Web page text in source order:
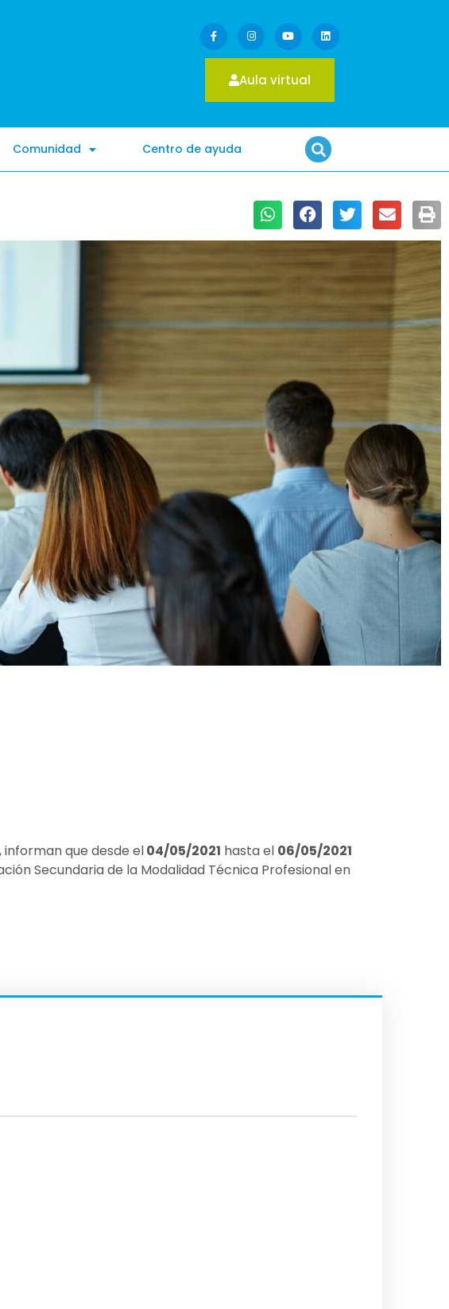
Aula virtual
Comunidad Centro de ayuda
que desde el04/05/2021 hasta el 06/05/2021
Secundaria de la Modalidad Técnica Profesional en